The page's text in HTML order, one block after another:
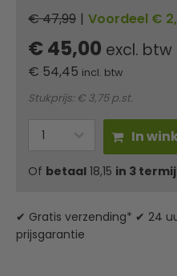
€ 47,99 | Voordeel €
€ 45,00 excl. btw
€ 54,45 incl. btw
Stukprijs: € 3,75 p.st.
In
Of betaal 18,15 in 3
✔ Gratis verzending* ✔ 24
prijsgarantie